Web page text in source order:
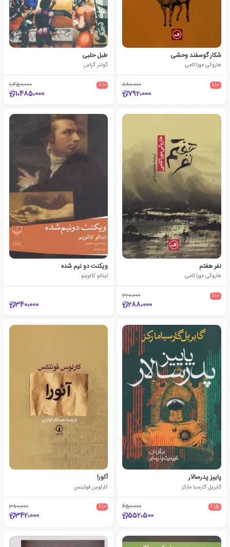
شکار گوسفند وحشی
هاروکی موراکامی
٪10 880،000
792،000
طبل حلبی
گونتر گراس
٪10 1،650،000
1،485،000
نفر هفتم
هاروکی موراکامی
٪10 320،000
288،000
ویکنت دو نیم شده
ایتالو کالوینو
340،000
پاییز پدرسالار
گابریل گارسیا مارکز
٪15 650،000
552،500
آئورا
کارلوس فوئنتس
٪10 380،000
342،000